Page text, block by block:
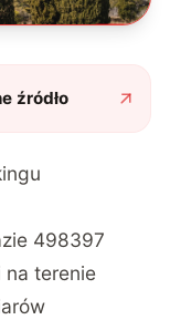
źródło
498397
terenie